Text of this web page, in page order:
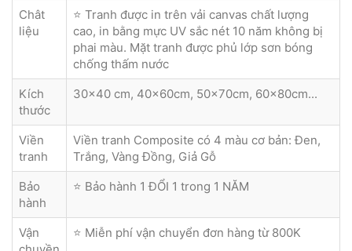
Chât
liệu
⭐ Tranh được in trên vải canvas chất lượng
cao, in bằng mực UV sắc nét 10 năm không bị
phai màu. Mặt tranh được phủ lớp sơn bóng
chống thấm nước
Kích
thước
30x40 cm, 40x60cm, 50x70cm, 60x80cm...
Viền
tranh
Viền tranh Composite có 4 màu cơ bản: Đen,
Trắng, Vàng Đồng, Giả Gỗ
Bảo
hành
⭐ Bảo hành 1 ĐỔI 1 trong 1 NĂM
Vận
⭐ Miễn phí vận chuyển đơn hàng từ 800K